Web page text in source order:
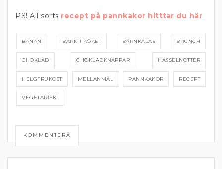
PS! All sorts recept på pannkakor hitttar du här.
BANAN BARN I KÖKET BARNKALAS BRUNCH
CHOKLAD CHOKLADKNAPPAR HASSELNÖTTER
HELGFRUKOST MELLANMÅL PANNKAKOR RECEPT
VEGETARISKT
KOMMENTERA